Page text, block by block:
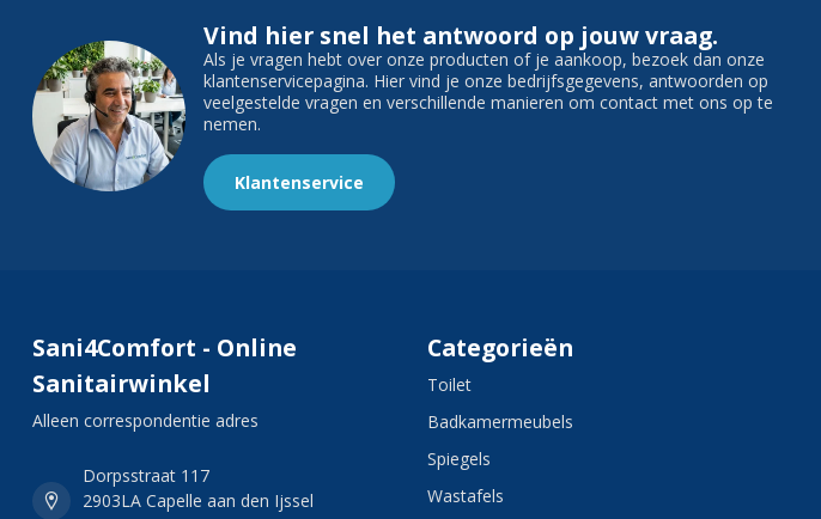
Vind hier snel het antwoord op jouw vraag.
Als je vragen hebt over onze producten of je aankoop, bezoek dan onze
klantenservicepagina. Hier vind je onze bedrijfsgegevens, antwoorden op
veelgestelde vragen en verschillende manieren om contact met ons op te
nemen.
Klantenservice
Sani4Comfort - Online
Sanitairwinkel
Alleen correspondentie adres
Dorpsstraat 117
2903LA Capelle aan den Ijssel
Categorieën
Toilet
Badkamermeubels
Spiegels
Wastafels